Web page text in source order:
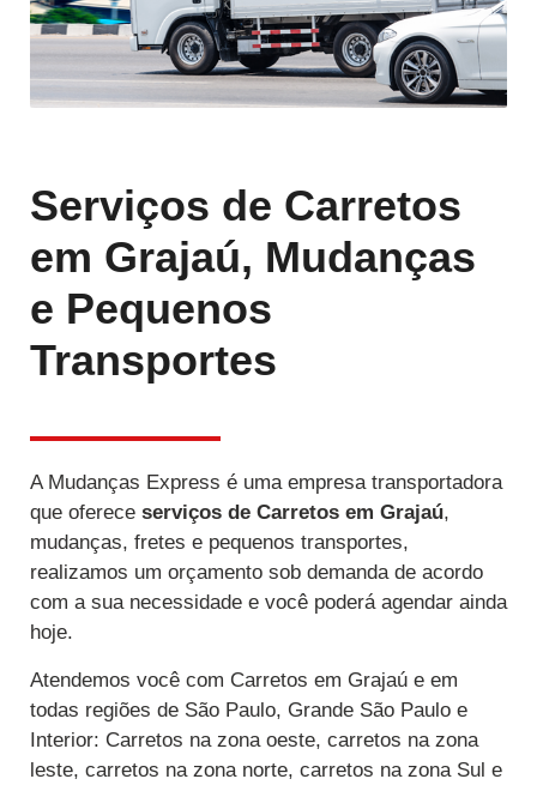
Serviços de Carretos
em Grajaú, Mudanças
e Pequenos
Transportes
A Mudanças Express é uma empresa transportadora
que oferece serviços de Carretos em Grajaú,
mudanças, fretes e pequenos transportes,
realizamos um orçamento sob demanda de acordo
com a sua necessidade e você poderá agendar ainda
hoje.
Atendemos você com Carretos em Grajaú e em
todas regiões de São Paulo, Grande São Paulo e
Interior: Carretos na zona oeste, carretos na zona
leste, carretos na zona norte, carretos na zona Sul e